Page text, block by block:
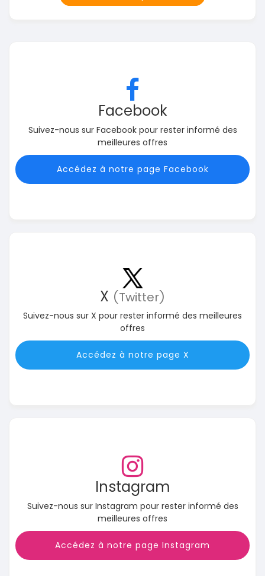
Facebook
Suivez-nous sur Facebook pour rester informé des
meilleures offres
Accédez à notre page Facebook
X (Twitter)
Suivez-nous sur X pour rester informé des meilleures
offres
Accédez à notre page X
Instagram
Suivez-nous sur Instagram pour rester informé des
meilleures offres
Accédez à notre page Instagram